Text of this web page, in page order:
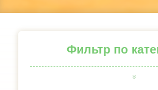
Фильтр по